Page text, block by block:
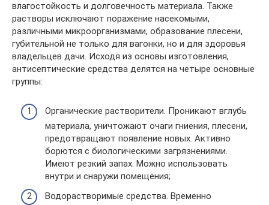
влагостойкость и долговечность материала. Также
растворы исключают поражение насекомыми,
различными микроорганизмами, образование плесени,
губительной не только для вагонки, но и для здоровья
владельцев дачи. Исходя из основы изготовления,
антисептические средства делятся на четыре основные
группы:
Органические растворители. Проникают вглубь
материала, уничтожают очаги гниения, плесени,
предотвращают появление новых. Активно
борются с биологическими загрязнениями.
Имеют резкий запах. Можно использовать
внутри и снаружи помещения;
Водорастворимые средства. Временно